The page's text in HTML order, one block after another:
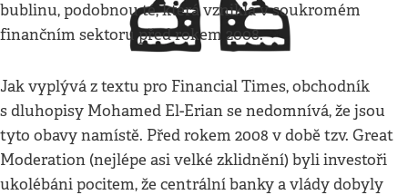
bublinu, podobnou té, která vznikla v soukromém
finančním sektoru před rokem 2008.
Jak vyplývá z textu pro Financial Times, obchodník
s dluhopisy Mohamed El-Erian se nedomnívá, že jsou
tyto obavy namístě. Před rokem 2008 v době tzv. Great
Moderation (nejlépe asi velké zklidnění) byli investoři
ukolébáni pocitem, že centrální banky a vlády dobyly